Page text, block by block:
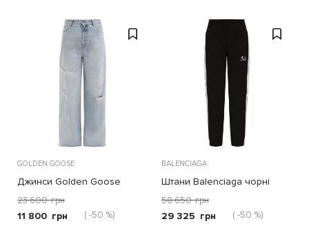
GOLDEN GOOSE
Джинси Golden Goose
блакитні
23 600 грн
11 800 грн ( -50 %)
BALENCIAGA
Штани Balenciaga чорні
58 650 грн
29 325 грн ( -50 %)